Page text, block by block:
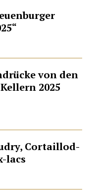
von den
2025
Cortaillod-
lacs